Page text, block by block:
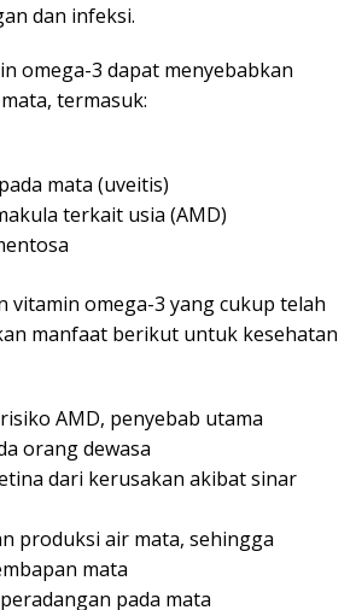
dan infeksi.
omega-3 dapat menyebabkan
termasuk:
mata (uveitis)
terkait usia (AMD)
vitamin omega-3 yang cukup telah
manfaat berikut untuk kesehatan
AMD, penyebab utama
orang dewasa
dari kerusakan akibat sinar
produksi air mata, sehingga
mata
pada mata